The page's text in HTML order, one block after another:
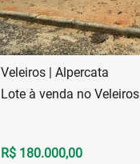
Veleiros | Alpercata
Lote à venda no Veleiros
R$ 180.000,00